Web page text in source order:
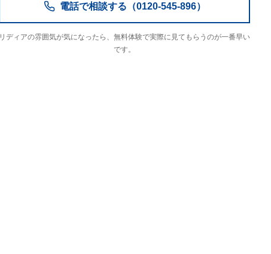
電話で相談する（0120-545-896）
リディアの雰囲気が気になったら、無料体験で実際に見てもらうのが一番早い
です。